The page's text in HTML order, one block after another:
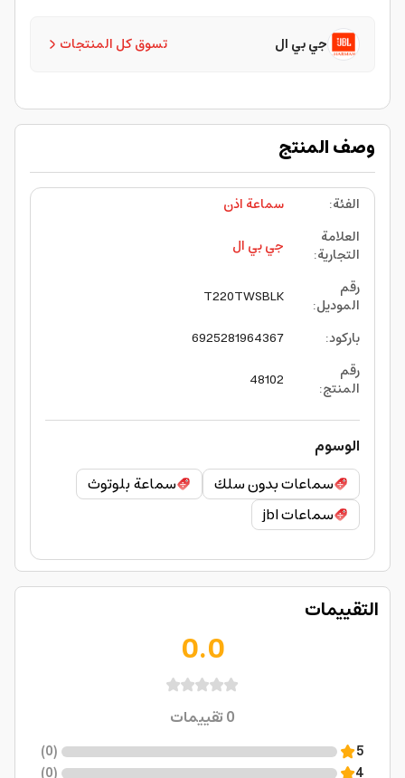
تسوق كل المنتجات جي بي ال
وصف المنتج
الفئة:
سماعة اذن
العلامة
التجارية:
جي بي ال
رقم
الموديل:
T220TWSBLK
باركود:
6925281964367
رقم
المنتج:
48102
الوسوم
سماعات بدون سلك
سماعة بلوتوث
سماعات jbl
التقييمات
0.0
0تقييمات
5
(
0
)
4
(
0
)